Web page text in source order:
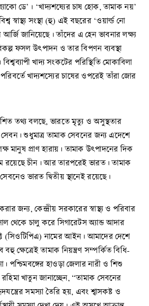
ডে’। ‘খাদ্যশষ্যের চাষ হোক, তামাক নয়’
স্বাস্থ্য সংস্থা (হু) এই বছরের ‘ওয়ার্ল্ড নো
জানিয়েছে। তাঁদের এ হেন ভাবনার লক্ষ্য
ফসল উৎপাদন ও তার বিপণন ব্যবস্থা
খাদ্য সংকটের পরিস্থিতি মোকাবিলা
খাদ্যশস্যের চাষের ওপরেই তাঁরা জোর
তথ্য বলছে, ভারতে মৃত্যু ও অসুস্থতার
শুধুমাত্র তামাক সেবনের জন্য এদেশে
মানুষ প্রাণ হারায়। তামাক উৎপাদনের দিক
রয়েছে চীন। আর তারপরেই ভারত। তামাক
ভারত দ্বিতীয় স্থানেই রয়েছে।
জন্য, কেন্দ্রীয় সরকারের স্বাস্থ্য ও পরিবার
থেকে চালু করে সিগারেটস অ্যান্ড আদার
(সিওটিপিএ) নামের আইন। আমাদের দেশে
ক্ষেত্রেই তামাক নিয়ন্ত্রণ সম্পর্কিত বিধি-
পশ্চিমবঙ্গের হাওড়া জেলার নারী ও শিশু
খাতুন জানাচ্ছেন, “তামাক সেবনের
সমস্যা তৈরি হয়, এবং শ্বাসকষ্ট ও